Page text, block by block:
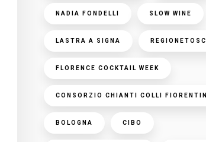
NADIA FONDELLI SLOW WINE
LASTRA A SIGNA
FLORENCE COCKTAIL WEEK
CONSORZIO CHIANTI COLLI
BOLOGNA CIBO